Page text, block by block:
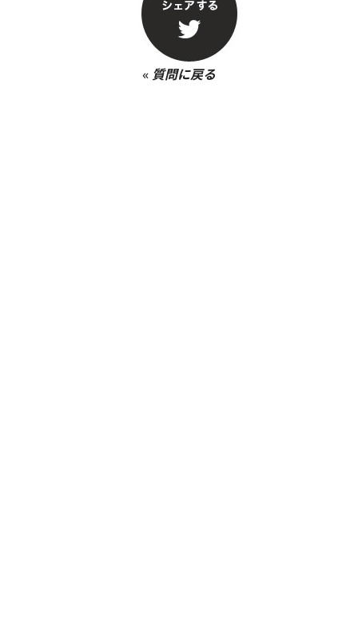
« 質問に戻る